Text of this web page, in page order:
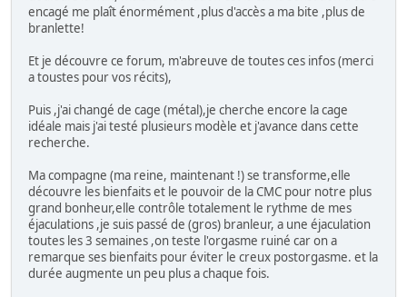
encagé me plaît énormément ,plus d'accès a ma bite ,plus de
branlette!
Et je découvre ce forum, m'abreuve de toutes ces infos (merci
a toustes pour vos récits),
Puis ,j'ai changé de cage (métal),je cherche encore la cage
idéale mais j'ai testé plusieurs modèle et j'avance dans cette
recherche.
Ma compagne (ma reine, maintenant !) se transforme,elle
découvre les bienfaits et le pouvoir de la CMC pour notre plus
grand bonheur,elle contrôle totalement le rythme de mes
éjaculations ,je suis passé de (gros) branleur, a une éjaculation
toutes les 3 semaines ,on teste l'orgasme ruiné car on a
remarque ses bienfaits pour éviter le creux postorgasme. et la
durée augmente un peu plus a chaque fois.